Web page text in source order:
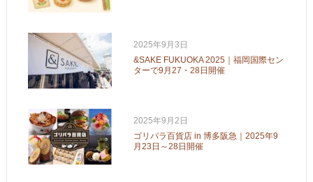
2025年9月3日
&SAKE FUKUOKA 2025｜福岡国際セン
ターで9月27・28日開催
2025年9月2日
ゴリパラ百貨店 in 博多阪急｜2025年9
月23日～28日開催